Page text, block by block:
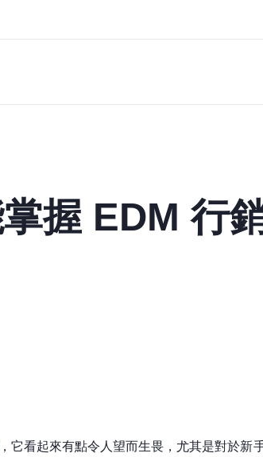
握 EDM 行
它看起來有點令人望而生畏，尤其是對於新